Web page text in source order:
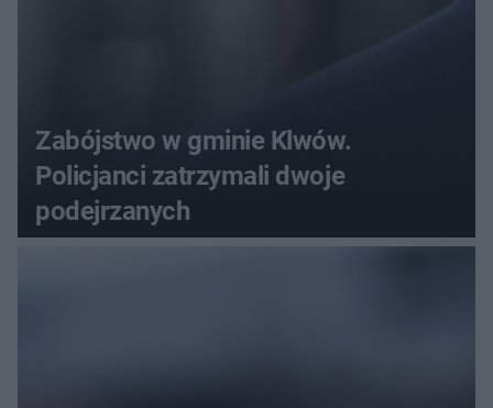
Zabójstwo w gminie Klwów.
Policjanci zatrzymali dwoje
podejrzanych